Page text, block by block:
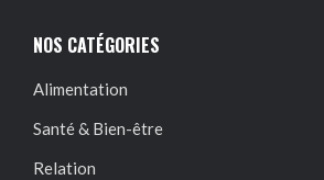
NOS CATÉGORIES
Alimentation
Santé & Bien-être
Relation